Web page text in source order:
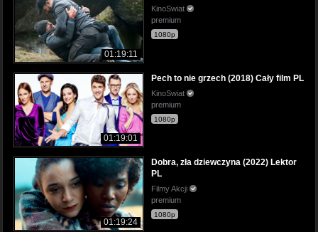
01:19:11
KinoSwiat
premium
1080p
01:19:01
Pech to nie grzech (2018) Cały film PL
KinoSwiat
premium
1080p
01:19:24
Dobra, zła dziewczyna (2022) Lektor
PL
Filmy Akcji
premium
1080p